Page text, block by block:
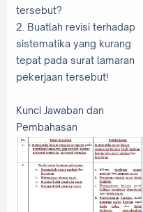
tersebut?
2. Buatlah revisi terhadap
sistematika yang kurang
tepat pada surat lamaran
pekerjaan tersebut!
Kunci Jawaban dan
Pembahasan